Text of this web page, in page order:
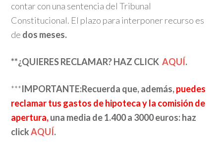
contar con una sentencia del Tribunal
Constitucional. El plazo para interponer recurso es
de dos meses.
**¿QUIERES RECLAMAR? HAZ CLICK AQUÍ.
***IMPORTANTE:Recuerda que, además,puedes
reclamar tus gastos de hipoteca y la comisión de
apertura,una media de 1.400 a 3000 euros: haz
clickAQUÍ.